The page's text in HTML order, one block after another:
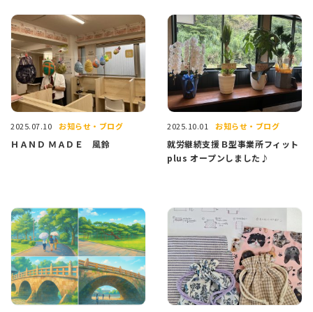
2025.07.10 お知らせ・ブログ
ＨＡＮＤ ＭＡＤＥ 風鈴
2025.10.01 お知らせ・ブログ
就労継続支援Ｂ型事業所フィット
plus オープンしました♪